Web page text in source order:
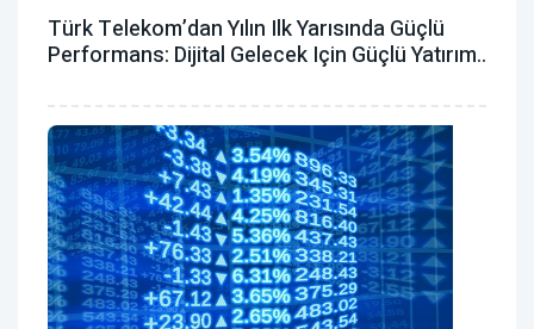
Türk Telekom’dan Yılın Ilk Yarısında Güçlü
Performans: Dijital Gelecek Için Güçlü Yatırım..